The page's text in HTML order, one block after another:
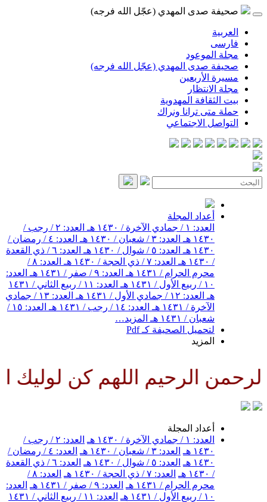
صحيفة صدى المهدي (عجّل الله فرجه)
العربية
فارسی
مجلة الموعود
صحيفة صدى المهدي (عجّل الله فرجه)
مسيرة الأربعين
مجلة الانتظار
بيت الثقافة المهدوية
حملة متى ترانا ونراك
التواصل الاجتماعي
أعداد المجلة
العدد: ١ / جمادي الآخرة / ١٤٣٠ هـ
العدد: ٢ / رجب /
١٤٣٠ هـ
العدد: ٣ / شعبان / ١٤٣٠ هـ
العدد: ٤ / رمضان /
١٤٣٠ هـ
العدد: ٥ / شوال / ١٤٣٠ هـ
العدد: ٦ / ذي القعدة
/ ١٤٣٠ هـ
العدد: ٧ / ذي الحجة / ١٤٣٠ هـ
العدد: ٨ /
محرم الحرام / ١٤٣١ هـ
العدد: ٩ / صفر / ١٤٣١ هـ
العدد:
١٠ / ربيع الأول / ١٤٣١ هـ
العدد: ١١ / ربيع الثاني / ١٤٣١
هـ العدد: ١٢ / جمادي الأول / ١٤٣١ هـ
العدد: ١٣ / جمادي
الآخرة / ١٤٣١ هـ
العدد: ١٤ / رجب / ١٤٣١ هـ
العدد: ١٥ /
شعبان / ١٤٣١ هـ
المزيد…
لتحميل الصحيفة كـ Pdf
المزيد
الرحيم اللهم كن لوليك
أعداد المجلة
العدد: ١ / جمادي الآخرة / ١٤٣٠ هـ
العدد: ٢ / رجب /
١٤٣٠ هـ
العدد: ٣ / شعبان / ١٤٣٠ هـ
العدد: ٤ / رمضان /
١٤٣٠ هـ
العدد: ٥ / شوال / ١٤٣٠ هـ
العدد: ٦ / ذي القعدة
/ ١٤٣٠ هـ
العدد: ٧ / ذي الحجة / ١٤٣٠ هـ
العدد: ٨ /
محرم الحرام / ١٤٣١ هـ
العدد: ٩ / صفر / ١٤٣١ هـ
العدد:
١٠ / ربيع الأول / ١٤٣١ هـ
العدد: ١١ / ربيع الثاني / ١٤٣١